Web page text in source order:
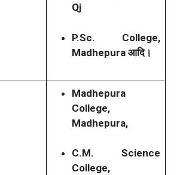
Qj
P.Sc. College,
Madhepura आदि।
Madhepura
College,
Madhepura,
C.M. Science
College,